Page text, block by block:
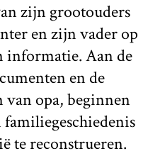
zijn grootouders
en zijn vader op
informatie. Aan de
en de
van opa, beginnen
te reconstrueren.